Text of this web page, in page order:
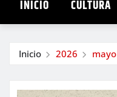
INICIO CULTURA
Inicio 2026 mayo